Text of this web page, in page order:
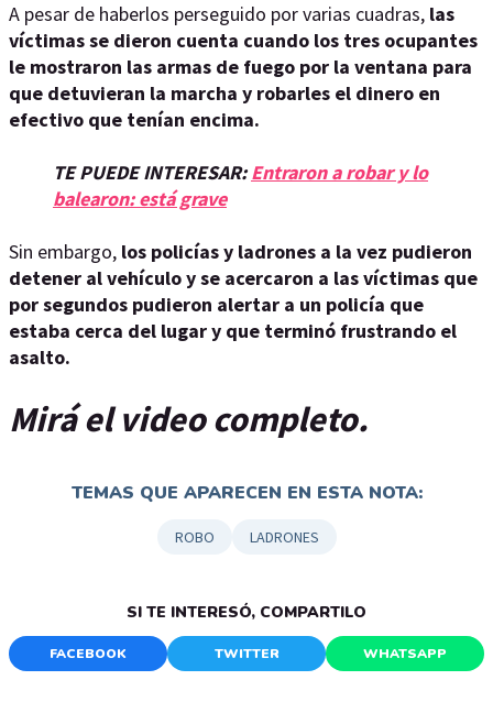
A pesar de haberlos perseguido por varias cuadras, las
víctimas se dieron cuenta cuando los tres ocupantes
le mostraron las armas de fuego por la ventana para
que detuvieran la marcha y robarles el dinero en
efectivo que tenían encima.
TE PUEDE INTERESAR:Entraron a robar y lo
balearon: está grave
Sin embargo, los policías y ladrones a la vez pudieron
detener al vehículo y se acercaron a las víctimas que
por segundos pudieron alertar a un policía que
estaba cerca del lugar y que terminó frustrando el
asalto.
Mirá el video completo.
TEMAS QUE APARECEN EN ESTA NOTA:
ROBO LADRONES
SI TE INTERESÓ, COMPARTILO
FACEBOOK TWITTER WHATSAPP